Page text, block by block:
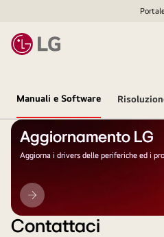
Manuali e Software
Aggiornamento LG
Aggiorna i drivers delle periferiche ed i
Aggiornamento
LG
Contattaci